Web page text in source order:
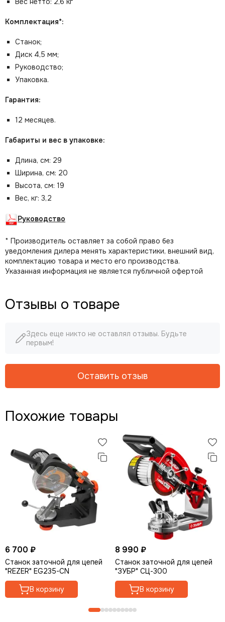
Комплектация*:
Станок;
Диск 4,5 мм;
Руководство;
Упаковка.
Гарантия:
12 месяцев.
Габариты и вес в упаковке:
Длина, см: 29
Ширина, см: 20
Высота, см: 19
Вес, кг: 3,2
Руководство
* Производитель оставляет за собой право без
уведомления дилера менять характеристики, внешний вид,
комплектацию товара и место его производства.
Указанная информация не является публичной офертой
Отзывы о товаре
Здесь еще никто не оставлял отзывы. Будьте
первым!
Оставить отзыв
Похожие товары
6 700 ₽
Станок заточной для цепей
"REZER" EG235-CN
В корзину
8 990 ₽
Станок заточной для цепей
"ЗУБР" СЦ-300
В корзину